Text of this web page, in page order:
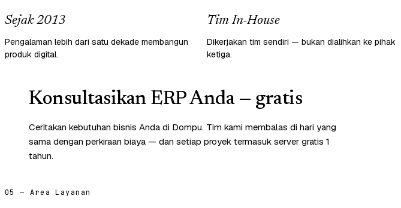
Sejak 2013
Pengalaman lebih dari satu dekade membangun
produk digital.
Tim In-House
Dikerjakan tim sendiri — bukan dialihkan ke pihak
ketiga.
Konsultasikan ERP Anda — gratis
Ceritakan kebutuhan bisnis Anda di Dompu. Tim kami membalas di hari yang
sama dengan perkiraan biaya — dan setiap proyek termasuk server gratis 1
tahun.
05 — Area Layanan